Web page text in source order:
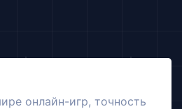
онлайн-игр, точность